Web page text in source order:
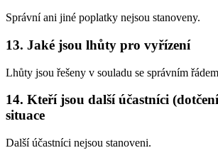
Správní ani jiné poplatky nejsou stanoveny.
13. Jaké jsou lhůty pro vyřízení
Lhůty jsou řešeny v souladu se správním
14. Kteří jsou další účastníci
situace
Další účastníci nejsou stanoveni.